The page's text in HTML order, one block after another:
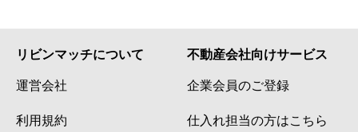
リビンマッチについて
運営会社
利用規約
不動産会社向けサービス
企業会員のご登録
仕入れ担当の方はこちら